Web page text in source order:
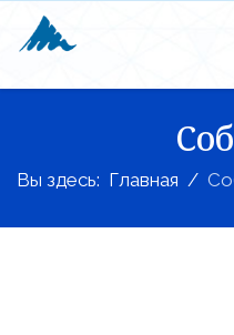
Вы здесь: Главная